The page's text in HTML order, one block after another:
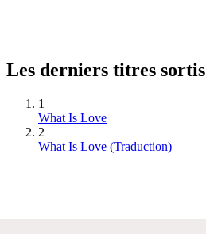
Les derniers titres sortis
1
What Is Love
2
What Is Love (Traduction)